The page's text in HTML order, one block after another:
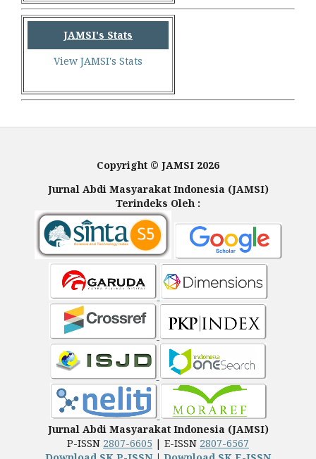
JAMSI's Stats
View JAMSI's Stats
Copyright © JAMSI 2026
Jurnal Abdi Masyarakat Indonesia (JAMSI)
Terindeks Oleh :
Jurnal Abdi Masyarakat Indonesia (JAMSI)
P-ISSN 2807-6605 | E-ISSN 2807-6567